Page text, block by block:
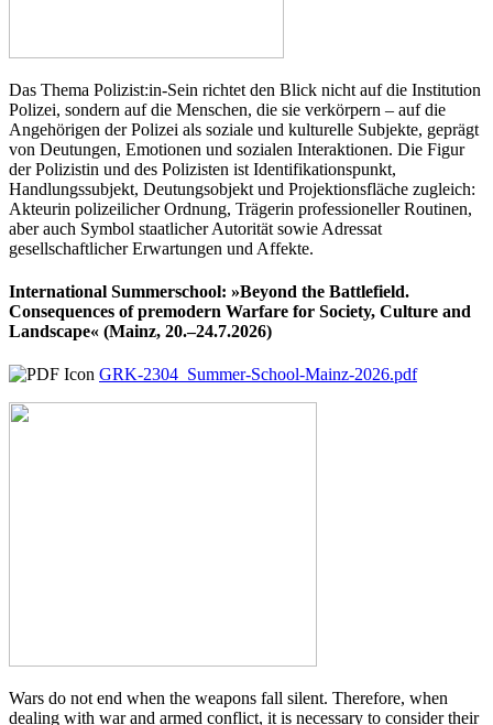
Das Thema Polizist:in-Sein richtet den Blick nicht auf die Institution
Polizei, sondern auf die Menschen, die sie verkörpern – auf die
Angehörigen der Polizei als soziale und kulturelle Subjekte, geprägt
von Deutungen, Emotionen und sozialen Interaktionen. Die Figur
der Polizistin und des Polizisten ist Identifikationspunkt,
Handlungssubjekt, Deutungsobjekt und Projektionsfläche zugleich:
Akteurin polizeilicher Ordnung, Trägerin professioneller Routinen,
aber auch Symbol staatlicher Autorität sowie Adressat
gesellschaftlicher Erwartungen und Affekte.
International Summerschool: »Beyond the Battlefield.
Consequences of premodern Warfare for Society, Culture and
Landscape« (Mainz, 20.–24.7.2026)
GRK-2304_Summer-School-Mainz-2026.pdf
Wars do not end when the weapons fall silent. Therefore, when
dealing with war and armed conflict, it is necessary to consider their